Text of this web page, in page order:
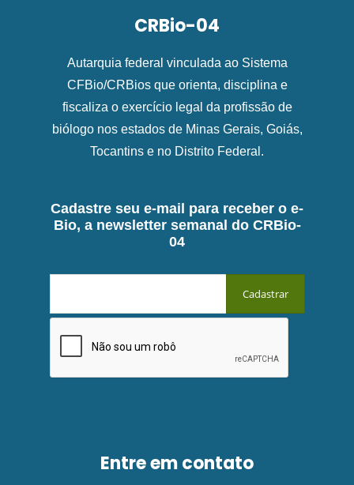
CRBio-04
Autarquia federal vinculada ao Sistema
CFBio/CRBios que orienta, disciplina e
fiscaliza o exercício legal da profissão de
biólogo nos estados de Minas Gerais, Goiás,
Tocantins e no Distrito Federal.
Cadastre seu e-mail para receber o e-
Bio, a newsletter semanal do CRBio-
04
Entre em contato